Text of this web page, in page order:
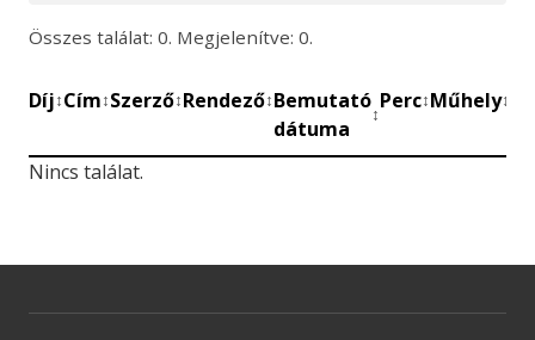
Összes találat: 0. Megjelenítve: 0.
Díj↕Cím↕Szerző↕Rendező↕Bemutató
dátuma
↕
Perc↕Műhely↕
Nincs találat.